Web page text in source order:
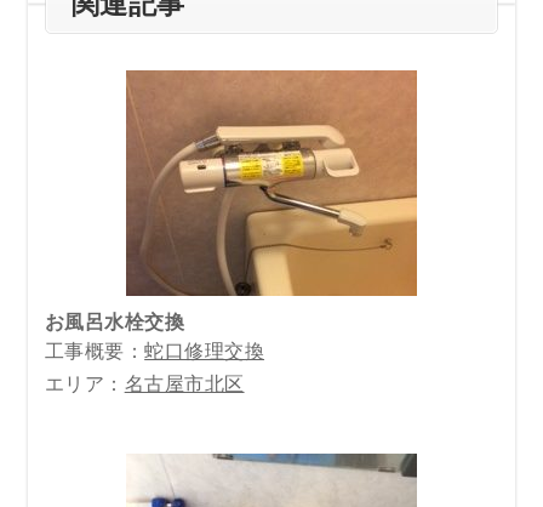
お風呂水栓交換
工事概要：蛇口修理交換
エリア： 名古屋市北区